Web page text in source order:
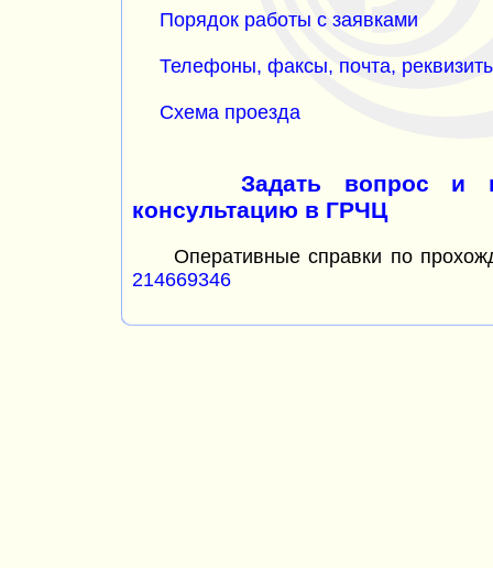
Порядок работы с заявками
Телефоны, факсы, почта,
Схема проезда
Задать вопрос и
консультацию в ГРЧЦ
Оперативные справки по
214669346